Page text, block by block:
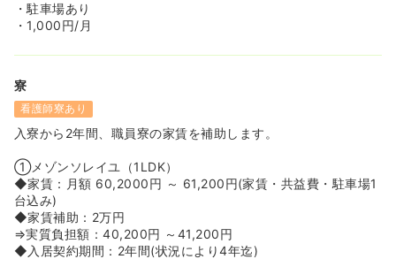
・駐車場あり
・1,000円/月
寮
看護師寮あり
入寮から2年間、職員寮の家賃を補助します。
①メゾンソレイユ（1LDK）
◆家賃：月額 60,2000円 ～ 61,200円(家賃・共益費・駐車場1
台込み)
◆家賃補助：2万円
⇒実質負担額：40,200円 ～41,200円
◆入居契約期間：2年間(状況により4年迄)